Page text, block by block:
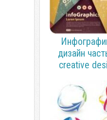
дизайн
creative